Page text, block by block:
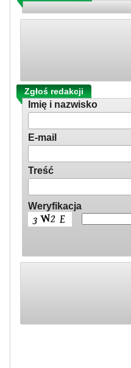
Zgłoś redakcji
Imię i nazwisko
E-mail
Treść
Weryfikacja